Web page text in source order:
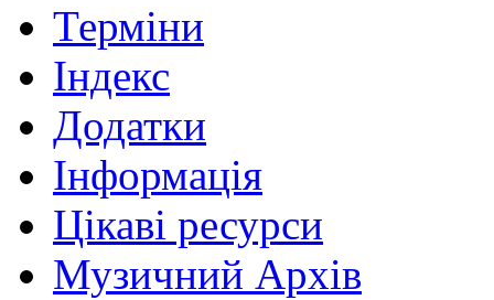
Терміни
Індекс
Додатки
Інформація
Цікаві ресурси
Музичний Архів